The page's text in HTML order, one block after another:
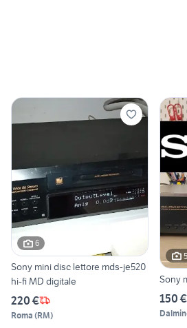
6
Sony mini disc lettore mds-je520
hi-fi MD digitale
220 €
Roma (RM)
5
Sony
150 €